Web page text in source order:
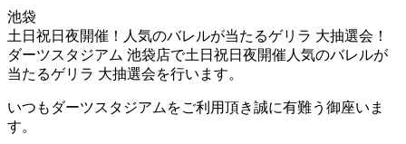
池袋
土日祝日夜開催！人気のバレルが当たるゲリラ 大抽選会！
ダーツスタジアム 池袋店で土日祝日夜開催人気のバレルが
当たるゲリラ 大抽選会を行います。
いつもダーツスタジアムをご利用頂き誠に有難う御座いま
す。